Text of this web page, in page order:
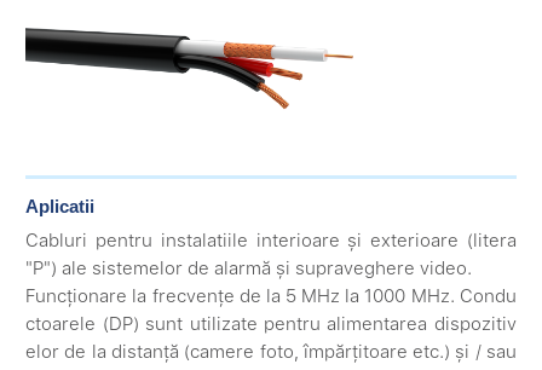
Aplicatii
Cabluri pentru instalatiile interioare și exterioare (litera
"P") ale sistemelor de alarmă și supraveghere video.
Funcționare la frecvențe de la 5 MHz la 1000 MHz. Condu
ctoarele (DP) sunt utilizate pentru alimentarea dispozitiv
elor de la distanță (camere foto, împărțitoare etc.) și / sau